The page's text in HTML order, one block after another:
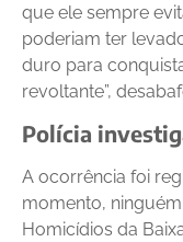
que ele sempre
poderiam ter
duro para
revoltante”,
Polícia
A ocorrência foi
momento,
Homicídios da